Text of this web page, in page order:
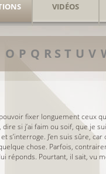
VIDÉOS
O P Q R S T U V
pouvoir fixer longuement ceux
si j’ai faim ou soif, que je
s’interroge. J’en suis sûre,
chose. Parfois,
réponds. Pourtant, il sait, vu